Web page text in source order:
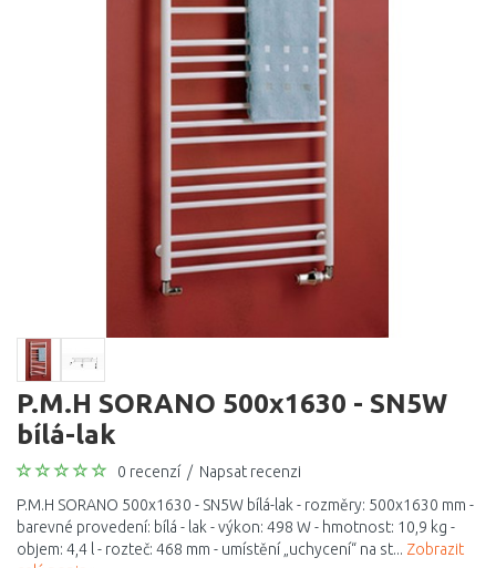
P.M.H SORANO 500x1630 - SN5W
bílá-lak
0 recenzí / Napsat recenzi
P.M.H SORANO 500x1630 - SN5W bílá-lak - rozměry: 500x1630 mm -
barevné provedení: bílá - lak - výkon: 498 W - hmotnost: 10,9 kg -
objem: 4,4 l - rozteč: 468 mm - umístění „uchycení“ na st... Zobrazit